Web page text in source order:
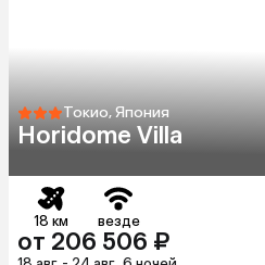
Токио, Япония
Horidome Villa
18 км везде
от 206 506 ₽